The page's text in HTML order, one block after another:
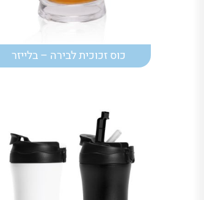
כוס זכוכית לבירה – בלייזר